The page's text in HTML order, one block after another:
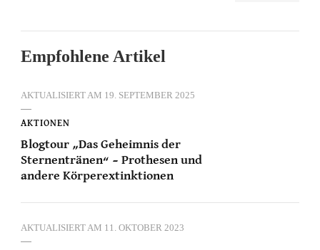
Empfohlene Artikel
AKTUALISIERT AM 19. SEPTEMBER 2025
AKTIONEN
Blogtour „Das Geheimnis der
Sternentränen“ – Prothesen und
andere Körperextinktionen
AKTUALISIERT AM 11. OKTOBER 2023